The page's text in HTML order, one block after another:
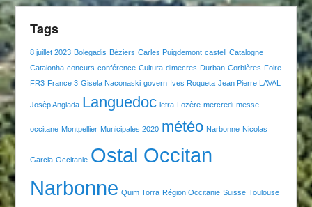
Tags
8 juillet 2023 Bolegadis Béziers Carles Puigdemont castell
Catalogne
Catalonha concurs conférence Cultura dimecres Durban-Corbières Foire
FR3 France 3 Gisela Naconaski govern Ives Roqueta Jean Pierre LAVAL
Josèp Anglada Languedoc letra Lozère mercredi messe
occitane Montpellier Municipales 2020 météo Narbonne Nicolas
Garcia Occitanie Ostal Occitan
Narbonne Quim Torra Région Occitanie Suisse Toulouse